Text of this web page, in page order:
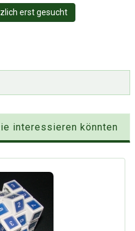
erst gesucht
interessieren könnten